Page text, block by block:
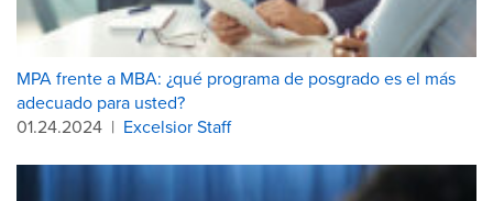
MPA frente a MBA: ¿qué programa de posgrado es el más
adecuado para usted?
01.24.2024 | Excelsior Staff